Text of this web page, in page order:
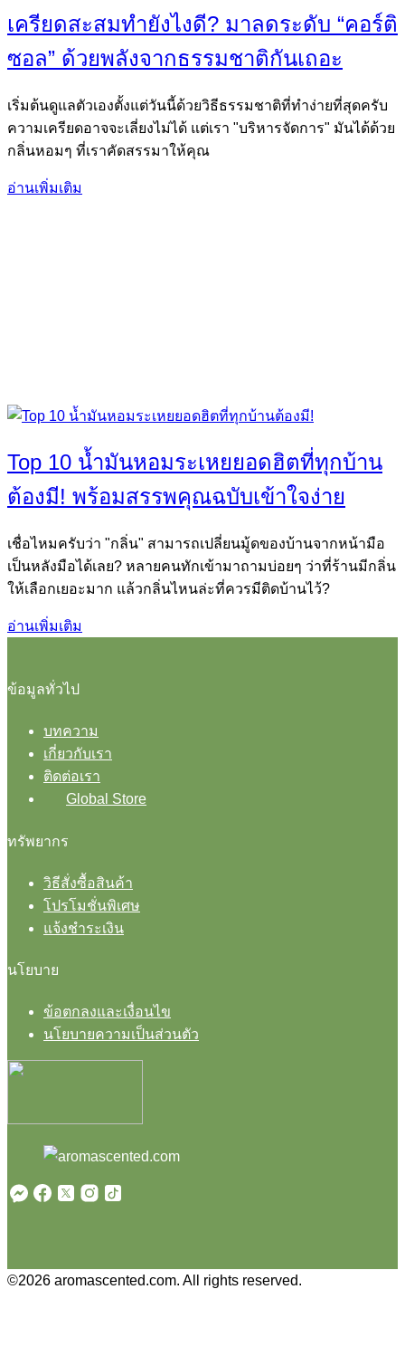
เครียดสะสมทำยังไงดี? มาลดระดับ “คอร์ติ
ซอล” ด้วยพลังจากธรรมชาติกันเถอะ
เริ่มต้นดูแลตัวเองตั้งแต่วันนี้ด้วยวิธีธรรมชาติที่ทำง่ายที่สุดครับ
ความเครียดอาจจะเลี่ยงไม่ได้ แต่เรา "บริหารจัดการ" มันได้ด้วย
กลิ่นหอมๆ ที่เราคัดสรรมาให้คุณ
อ่านเพิ่มเติม
Top 10 น้ำมันหอมระเหยยอดฮิตที่ทุกบ้าน
ต้องมี! พร้อมสรรพคุณฉบับเข้าใจง่าย
เชื่อไหมครับว่า "กลิ่น" สามารถเปลี่ยนมู้ดของบ้านจากหน้ามือ
เป็นหลังมือได้เลย? หลายคนทักเข้ามาถามบ่อยๆ ว่าที่ร้านมีกลิ่น
ให้เลือกเยอะมาก แล้วกลิ่นไหนล่ะที่ควรมีติดบ้านไว้?
อ่านเพิ่มเติม
ข้อมูลทั่วไป
บทความ
เกี่ยวกับเรา
ติดต่อเรา
Global Store
ทรัพยากร
วิธีสั่งซื้อสินค้า
โปรโมชั่นพิเศษ
แจ้งชำระเงิน
นโยบาย
ข้อตกลงและเงื่อนไข
นโยบายความเป็นส่วนตัว
©2026 aromascented.com. All rights reserved.